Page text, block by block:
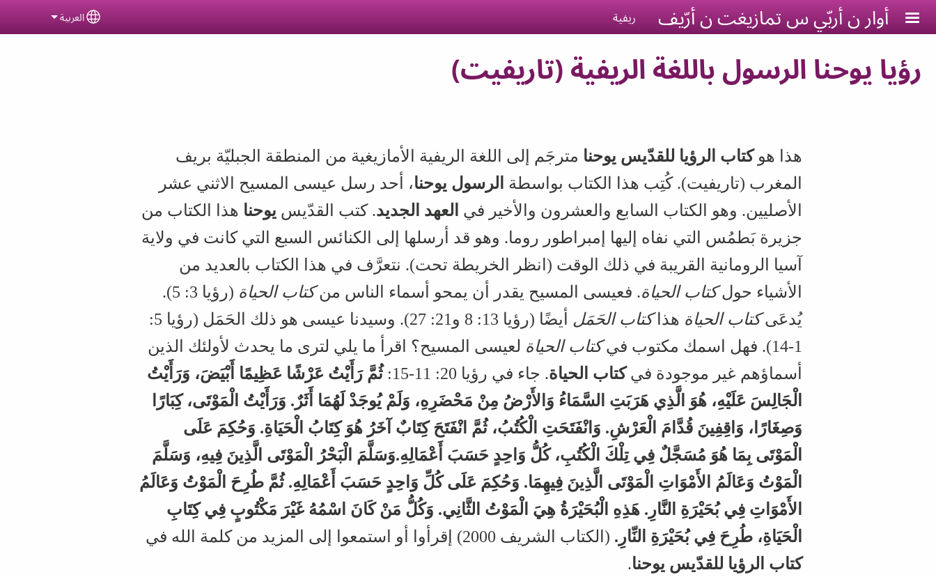
Skip to main content
أوار ن أربّي س تمازيغت ن أرّيف ريفية your language
العربية
رؤيا يوحنا الرسول باللغة الريفية (تاريفيت)
هذا هوكتاب الرؤيا للقدّيس يوحنا مترجَم إلى اللغة الريفية الأمازيغية من المنطقة الجبليّة بريف
المغرب (تاريفيت). كُتِب هذا الكتاب بواسطة الرسول يوحنا، أحد رسل عيسى المسيح الاثني عشر
الأصليين. وهو الكتاب السابع والعشرون والأخير في العهد الجديد. كتب القدّيس يوحنا هذا الكتاب من
جزيرة بَطمُس التي نفاه إليها إمبراطور روما. وهو قد أرسلها إلى الكنائس السبع التي كانت في ولاية
آسيا الرومانية القريبة في ذلك الوقت (انظر الخريطة تحت). نتعرَّف في هذا الكتاب بالعديد من
الأشياء حولكتاب الحياة. فعيسى المسيح يقدر أن يمحو أسماء الناس منكتاب الحياة
(رؤيا 3: 5).
يُدعَىكتاب الحياة هذاكتاب الحَمَل
أيضًا (رؤيا 13: 8 و21: 27). وسيدنا عيسى هو ذلك الحَمَل (رؤيا 5:
1-14). فهل اسمك مكتوب في
كتاب الحياة لعيسى المسيح؟ اقرأ ما يلي لترى ما يحدث لأولئك الذين
أسماؤهم غير موجودة فيكتاب الحياة. جاء في رؤيا 20: 11-15:
ثُمَّ رَأَيْتُ عَرْشًا عَظِيمًا أَبْيَضَ، وَرَأَيْتُ
الْجَالِسَ عَلَيْهِ، هُوَ الَّذِي هَرَبَتِ السَّمَاءُ وَالأَرْضُ مِنْ مَحْضَرِهِ، وَلَمْ يُوجَدْ لَهُمَا أَثَرٌ. وَرَأَيْتُ الْمَوْتَى، كِبَارًا
وَصِغَارًا، وَاقِفِينَ قُدَّامَ الْعَرْشِ. وَانْفَتَحَتِ الْكُتُبُ، ثُمَّ انْفَتَحَ كِتَابٌ آخَرُ هُوَ كِتَابُ الْحَيَاةِ. وَحُكِمَ عَلَى
الْمَوْتَى بِمَا هُوَ مُسَجَّلٌ فِي تِلْكَ الْكُتُبِ، كُلُّ وَاحِدٍ حَسَبَ أَعْمَالِهِ.وَسَلَّمَ الْبَحْرُ الْمَوْتَى الَّذِينَ فِيهِ، وَسَلَّمَ
الْمَوْتُ وَعَالَمُ الأَمْوَاتِ الْمَوْتَى الَّذِينَ فِيهِمَا. وَحُكِمَ عَلَى كُلِّ وَاحِدٍ حَسَبَ أَعْمَالِهِ. ثُمَّ طُرِحَ الْمَوْتُ وَعَالَمُ
الأَمْوَاتِ فِي بُحَيْرَةِ النَّارِ. هَذِهِ الْبُحَيْرَةُ هِيَ الْمَوْتُ الثَّانِي. وَكُلُّ مَنْ كَانَ اسْمُهُ غَيْرَ مَكْتُوبٍ فِي كِتَابِ
الْحَيَاةِ، طُرِحَ فِي بُحَيْرَةِ النِّارِ. (الكتاب الشريف 2000) إقرأوا أو استمعوا إلى المزيد من كلمة الله في
كتاب الرؤيا للقدّيس يوحنا.